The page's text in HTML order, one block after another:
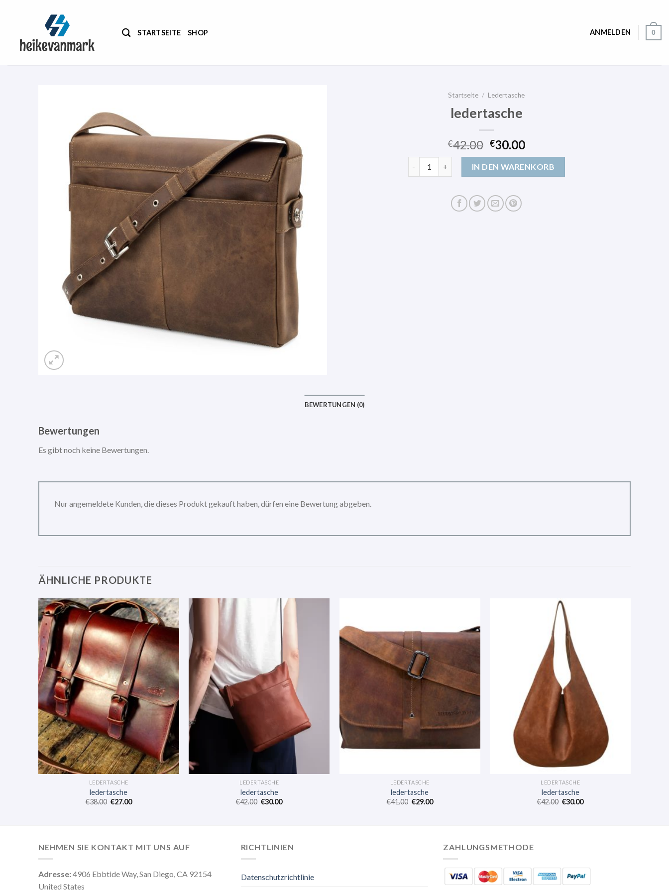
STARTSEITE SHOP ANMELDEN 0
Startseite / Ledertasche
ledertasche
€42.00 €30.00
IN DEN WARENKORB
BEWERTUNGEN (0)
Bewertungen
Es gibt noch keine Bewertungen.
Nur angemeldete Kunden, die dieses Produkt gekauft haben, dürfen eine Bewertung abgeben.
ÄHNLICHE PRODUKTE
LEDERTASCHE
ledertasche
€38.00 €27.00
LEDERTASCHE
ledertasche
€42.00 €30.00
LEDERTASCHE
ledertasche
€41.00 €29.00
LEDERTASCHE
ledertasche
€42.00 €30.00
NEHMEN SIE KONTAKT MIT UNS AUF
Adresse:4906 Ebbtide Way, San Diego, CA 92154
United States
RICHTLINIEN
Datenschutzrichtlinie
ZAHLUNGSMETHODE